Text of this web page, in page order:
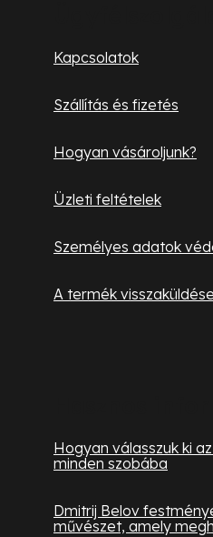
Kapcsolatok
Szállítás és fizetés
Hogyan vásároljunk?
Üzleti feltételek
Személyes adatok
A termék
Hogyan válasszuk ki
minden szobába
Dmitrij Belov
művészet, amely